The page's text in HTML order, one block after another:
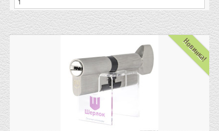
Новинка!